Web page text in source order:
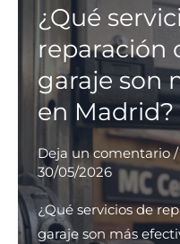
servicio
de
reparación
de
puertas
garaje
en
Madrid?
¿Qué
reparación
garaje son
en Madrid?
Deja un comentario
30/05/2026
¿Qué servicios de
garaje son más